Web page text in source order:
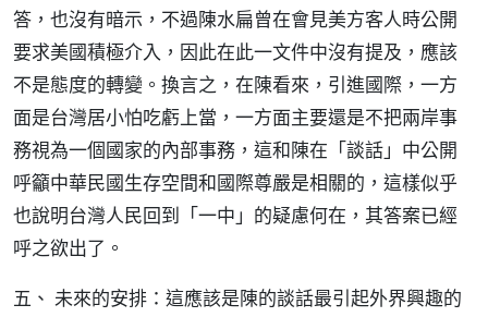
答，也沒有暗示，不過陳水扁曾在會見美方客人時公開
要求美國積極介入，因此在此一文件中沒有提及，應該
不是態度的轉變。換言之，在陳看來，引進國際，一方
面是台灣居小怕吃虧上當，一方面主要還是不把兩岸事
務視為一個國家的內部事務，這和陳在「談話」中公開
呼籲中華民國生存空間和國際尊嚴是相關的，這樣似乎
也說明台灣人民回到「一中」的疑慮何在，其答案已經
呼之欲出了。
五、 未來的安排：這應該是陳的談話最引起外界興趣的